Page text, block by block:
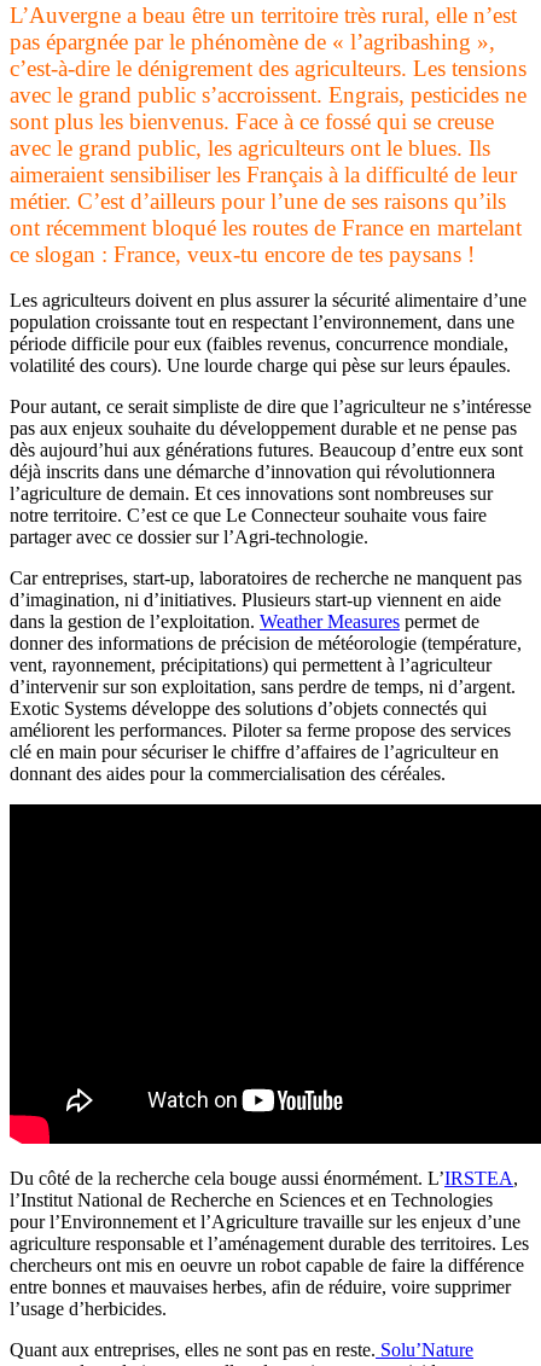
L’Auvergne a beau être un territoire très rural, elle n’est
pas épargnée par le phénomène de « l’agribashing »,
c’est-à-dire le dénigrement des agriculteurs. Les tensions
avec le grand public s’accroissent. Engrais, pesticides ne
sont plus les bienvenus. Face à ce fossé qui se creuse
avec le grand public, les agriculteurs ont le blues. Ils
aimeraient sensibiliser les Français à la difficulté de leur
métier. C’est d’ailleurs pour l’une de ses raisons qu’ils
ont récemment bloqué les routes de France en martelant
ce slogan : France, veux-tu encore de tes paysans !
Les agriculteurs doivent en plus assurer la sécurité alimentaire d’une
population croissante tout en respectant l’environnement, dans une
période difficile pour eux (faibles revenus, concurrence mondiale,
volatilité des cours). Une lourde charge qui pèse sur leurs épaules.
Pour autant, ce serait simpliste de dire que l’agriculteur ne s’intéresse
pas aux enjeux souhaite du développement durable et ne pense pas
dès aujourd’hui aux générations futures. Beaucoup d’entre eux sont
déjà inscrits dans une démarche d’innovation qui révolutionnera
l’agriculture de demain. Et ces innovations sont nombreuses sur
notre territoire. C’est ce que Le Connecteur souhaite vous faire
partager avec ce dossier sur l’Agri-technologie.
Car entreprises, start-up, laboratoires de recherche ne manquent pas
d’imagination, ni d’initiatives. Plusieurs start-up viennent en aide
dans la gestion de l’exploitation. Weather Measures permet de
donner des informations de précision de météorologie (température,
vent, rayonnement, précipitations) qui permettent à l’agriculteur
d’intervenir sur son exploitation, sans perdre de temps, ni d’argent.
Exotic Systems développe des solutions d’objets connectés qui
améliorent les performances. Piloter sa ferme propose des services
clé en main pour sécuriser le chiffre d’affaires de l’agriculteur en
donnant des aides pour la commercialisation des céréales.
Du côté de la recherche cela bouge aussi énormément. L’IRSTEA,
l’Institut National de Recherche en Sciences et en Technologies
pour l’Environnement et l’Agriculture travaille sur les enjeux d’une
agriculture responsable et l’aménagement durable des territoires. Les
chercheurs ont mis en oeuvre un robot capable de faire la différence
entre bonnes et mauvaises herbes, afin de réduire, voire supprimer
l’usage d’herbicides.
Quant aux entreprises, elles ne sont pas en reste. Solu’Nature